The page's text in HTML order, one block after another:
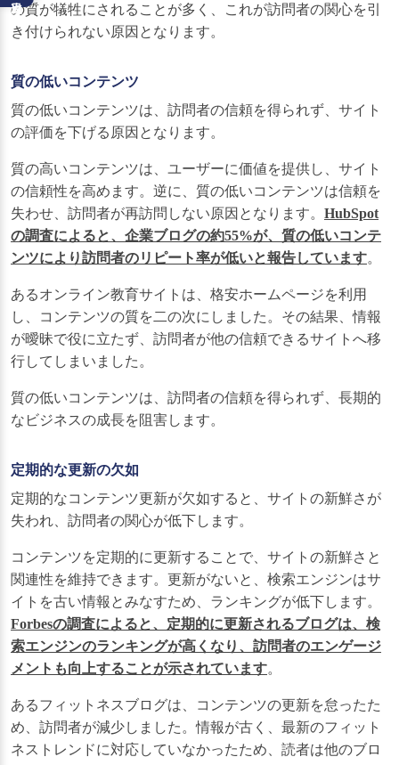
の質が犠牲にされることが多く、これが訪問者の関心を引
き付けられない原因となります。
質の低いコンテンツ
質の低いコンテンツは、訪問者の信頼を得られず、サイト
の評価を下げる原因となります。
質の高いコンテンツは、ユーザーに価値を提供し、サイト
の信頼性を高めます。逆に、質の低いコンテンツは信頼を
失わせ、訪問者が再訪問しない原因となります。 HubSpot
の調査によると、企業ブログの約55%が、質の低いコンテ
ンツにより訪問者のリピート率が低いと報告しています。
あるオンライン教育サイトは、格安ホームページを利用
し、コンテンツの質を二の次にしました。その結果、情報
が曖昧で役に立たず、訪問者が他の信頼できるサイトへ移
行してしまいました。
質の低いコンテンツは、訪問者の信頼を得られず、長期的
なビジネスの成長を阻害します。
定期的な更新の欠如
定期的なコンテンツ更新が欠如すると、サイトの新鮮さが
失われ、訪問者の関心が低下します。
コンテンツを定期的に更新することで、サイトの新鮮さと
関連性を維持できます。更新がないと、検索エンジンはサ
イトを古い情報とみなすため、ランキングが低下します。
Forbesの調査によると、定期的に更新されるブログは、検
索エンジンのランキングが高くなり、訪問者のエンゲージ
メントも向上することが示されています。
あるフィットネスブログは、コンテンツの更新を怠ったた
め、訪問者が減少しました。情報が古く、最新のフィット
ネストレンドに対応していなかったため、読者は他のブロ